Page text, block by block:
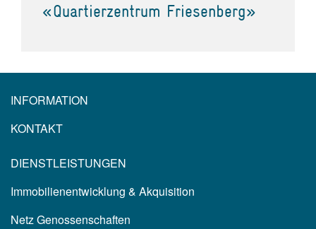
«Quartierzentrum Friesenberg»
INFORMATION
KONTAKT
DIENSTLEISTUNGEN
Immobilienentwicklung & Akquisition
Netz Genossenschaften